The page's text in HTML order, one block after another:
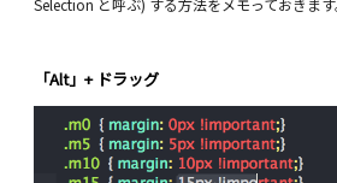
Selection と呼ぶ) する方法をメモっておきます
「Alt」+ ドラッグ